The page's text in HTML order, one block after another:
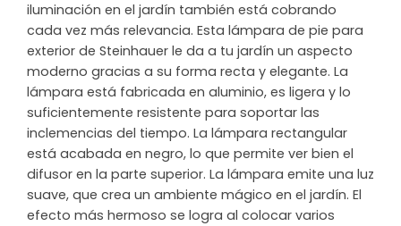
iluminación en el jardín también está cobrando
cada vez más relevancia. Esta lámpara de pie para
exterior de Steinhauer le da a tu jardín un aspecto
moderno gracias a su forma recta y elegante. La
lámpara está fabricada en aluminio, es ligera y lo
suficientemente resistente para soportar las
inclemencias del tiempo. La lámpara rectangular
está acabada en negro, lo que permite ver bien el
difusor en la parte superior. La lámpara emite una luz
suave, que crea un ambiente mágico en el jardín. El
efecto más hermoso se logra al colocar varios